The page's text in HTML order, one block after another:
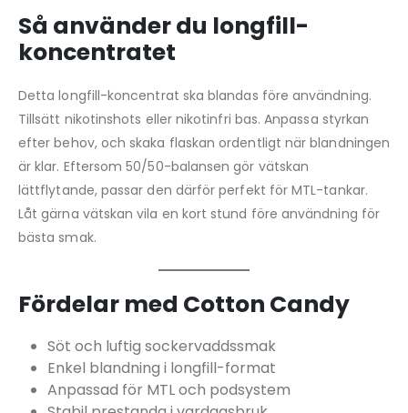
Så använder du longfill-
koncentratet
Detta longfill-koncentrat ska blandas före användning.
Tillsätt nikotinshots eller nikotinfri bas. Anpassa styrkan
efter behov, och skaka flaskan ordentligt när blandningen
är klar. Eftersom 50/50-balansen gör vätskan
lättflytande, passar den därför perfekt för MTL-tankar.
Låt gärna vätskan vila en kort stund före användning för
bästa smak.
Fördelar med Cotton Candy
Söt och luftig sockervaddssmak
Enkel blandning i longfill-format
Anpassad för MTL och podsystem